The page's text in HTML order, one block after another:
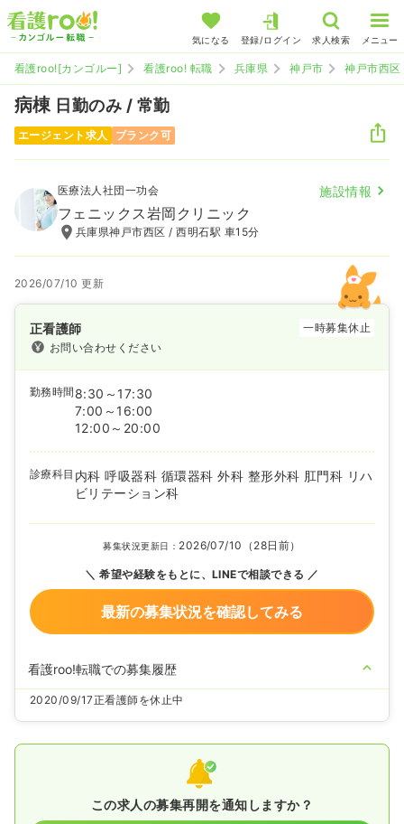
気になる 登録/ログイン 求人検索 メニュー
看護roo![カンゴルー] 看護roo! 転職 兵庫県 神戸市 神戸市西区
病棟 日勤のみ / 常勤
エージェント求人 ブランク可
医療法人社団一功会 施設情報
フェニックス岩岡クリニック
兵庫県神戸市西区 / 西明石駅 車15分
2026/07/10 更新
正看護師
一時募集休止
お問い合わせください
勤務時間 8:30～17:30
7:00～16:00
12:00～20:00
診療科目 内科 呼吸器科 循環器科 外科 整形外科 肛門科 リハ
ビリテーション科
募集状況更新日： 2026/07/10（28日前）
希望や経験をもとに、LINEで相談できる
最新の募集状況を確認してみる
看護roo!転職での募集履歴
2020/09/17正看護師を休止中
この求人の募集再開を通知しますか？